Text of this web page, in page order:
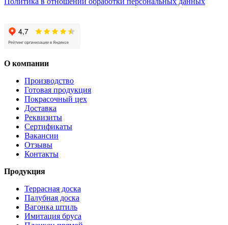
О компании
Производство
Готовая продукция
Покрасочный цех
Доставка
Реквизиты
Сертификаты
Вакансии
Отзывы
Контакты
Продукция
Террасная доска
Палубная доска
Вагонка штиль
Имитация бруса